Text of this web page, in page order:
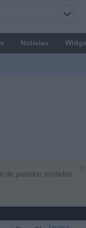
Noticias
de partidos emitidos